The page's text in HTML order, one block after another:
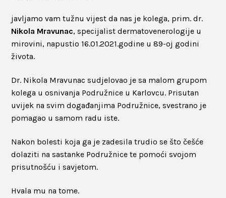
javljamo vam tužnu vijest da nas je kolega, prim. dr.
Nikola Mravunac, specijalist dermatovenerologije u
mirovini, napustio 16.01.2021.godine u 89-oj godini
života.
Dr. Nikola Mravunac sudjelovao je sa malom grupom
kolega u osnivanja Podružnice u Karlovcu. Prisutan
uvijek na svim događanjima Podružnice, svestrano je
pomagao u samom radu iste.
Nakon bolesti koja ga je zadesila trudio se što češće
dolaziti na sastanke Podružnice te pomoći svojom
prisutnošću i savjetom.
Hvala mu na tome.